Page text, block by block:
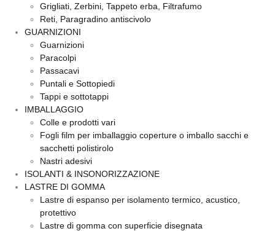
Grigliati, Zerbini, Tappeto erba, Filtrafumo
Reti, Paragradino antiscivolo
GUARNIZIONI
Guarnizioni
Paracolpi
Passacavi
Puntali e Sottopiedi
Tappi e sottotappi
IMBALLAGGIO
Colle e prodotti vari
Fogli film per imballaggio coperture o imballo sacchi e
sacchetti polistirolo
Nastri adesivi
ISOLANTI & INSONORIZZAZIONE
LASTRE DI GOMMA
Lastre di espanso per isolamento termico, acustico,
protettivo
Lastre di gomma con superficie disegnata